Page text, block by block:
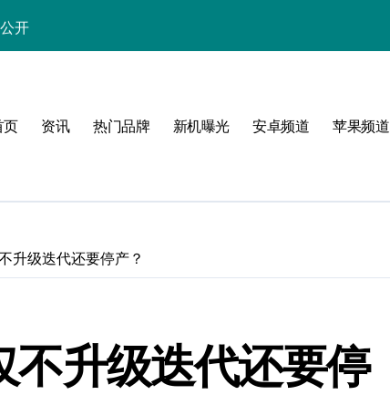
开
风格！
转无限可能
睛！
页 资讯 热门品牌 新机曝光 安卓频道 苹果频道
升级迭代还要停产？
升级迭代还要停